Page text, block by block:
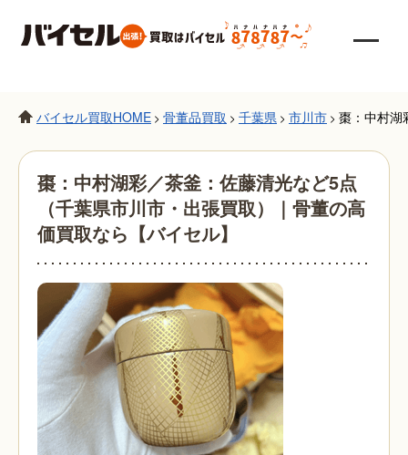
バイセル買取HOME > 骨董品買取 > 千葉県 > 市川市 > 棗：中村湖
棗：中村湖彩／茶釜：佐藤清光など5点
（千葉県市川市・出張買取）｜骨董の高
価買取なら【バイセル】